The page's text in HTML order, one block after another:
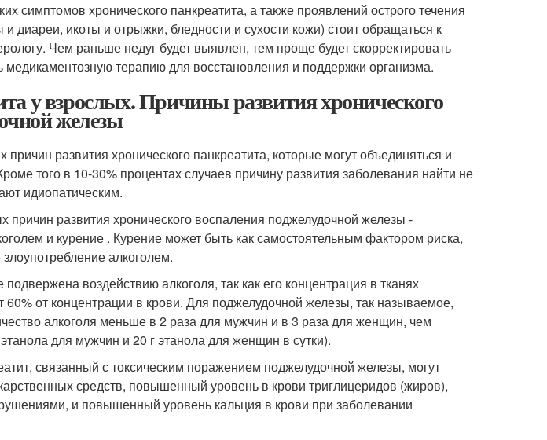
симптомов хронического панкреатита, а также проявлений острого течения
диареи, икоты и отрыжки, бледности и сухости кожи) стоит обращаться к
Чем раньше недуг будет выявлен, тем проще будет скорректировать
медикаментозную терапию для восстановления и поддержки организма.
у взрослых. Причины развития хронического
железы
развития хронического панкреатита, которые могут объединяться и
того в 10-30% процентах случаев причину развития заболевания найти не
идиопатическим.
развития хронического воспаления поджелудочной железы -
и курение . Курение может быть как самостоятельным фактором риска,
алкоголем.
воздействию алкоголя, так как его концентрация в тканях
60% от концентрации в крови. Для поджелудочной железы, так называемое,
алкоголя меньше в 2 раза для мужчин и в 3 раза для женщин, чем
для мужчин и 20 г этанола для женщин в сутки).
связанный с токсическим поражением поджелудочной железы, могут
средств, повышенный уровень в крови триглицеридов (жиров),
и повышенный уровень кальция в крови при заболевании